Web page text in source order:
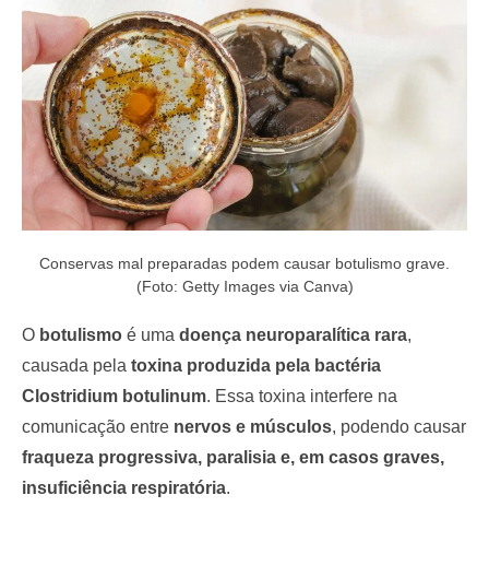
o
n
Conservas mal preparadas podem causar botulismo grave.
(Foto: Getty Images via Canva)
O botulismo é uma doença neuroparalítica rara,
causada pela toxina produzida pela bactéria
Clostridium botulinum. Essa toxina interfere na
comunicação entre nervos e músculos, podendo causar
fraqueza progressiva, paralisia e, em casos graves,
insuficiência respiratória.